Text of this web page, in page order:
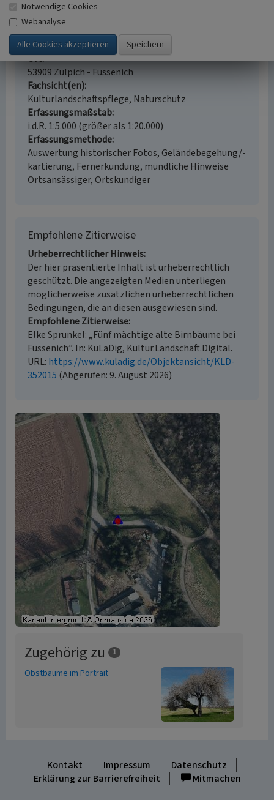
Fünf mächtige alte Birnbäume bei Füssenich
Schlagwörter
Birnbaum Obstbaum
Obstbaumallee
Ort
53909 Zülpich - Füssenich
Fachsicht(en)
Kulturlandschaftspflege, Naturschutz
Erfassungsmaßstab
i.d.R. 1:5.000 (größer als 1:20.000)
Erfassungsmethode
Auswertung historischer Fotos, Geländebegehung/-
kartierung, Fernerkundung, mündliche Hinweise
Ortsansässiger, Ortskundiger
Empfohlene Zitierweise
Urheberrechtlicher Hinweis
Der hier präsentierte Inhalt ist urheberrechtlich
geschützt. Die angezeigten Medien unterliegen
möglicherweise zusätzlichen urheberrechtlichen
Bedingungen, die an diesen ausgewiesen sind.
Empfohlene Zitierweise
Elke Sprunkel: „Fünf mächtige alte Birnbäume bei
Füssenich”. In: KuLaDig, Kultur.Landschaft.Digital.
URL: https://www.kuladig.de/Objektansicht/KLD-
352015 (Abgerufen: 9. August 2026)
Zugehörig zu 1
Obstbäume im Portrait
Kontakt Impressum
Datenschutz
Erklärung zur Barrierefreiheit
Mitmachen
Notwendige Cookies
Webanalyse